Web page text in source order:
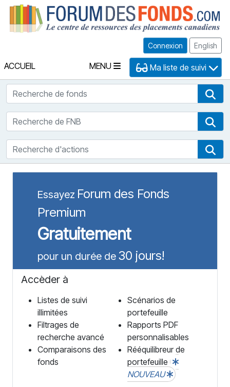
Connexion English
ACCUEIL MENU Ma liste de suivi
Recherche de fonds
Recherche de FNB
Recherche d'actions
Essayez Forum des Fonds
Premium
Gratuitement
pour un durée de 30 jours!
Accèder à
Listes de suivi
illimitées
Filtrages de
recherche avancé
Comparaisons des
fonds
Scénarios de
portefeuille
Rapports PDF
personnalisables
Rééquilibreur de
portefeuille
NOUVEAU